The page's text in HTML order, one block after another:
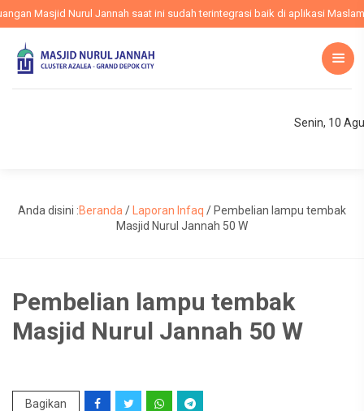
Masjid Nurul Jannah saat ini sudah terintegrasi baik di aplikasi
Senin, 10
Anda disini :Beranda / Laporan Infaq / Pembelian lampu tembak
Masjid Nurul Jannah 50 W
Pembelian lampu tembak
Masjid Nurul Jannah 50 W
Bagikan